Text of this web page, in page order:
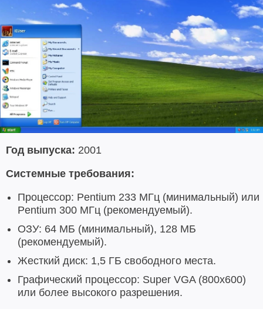
Год выпуска: 2001
Системные требования:
Процессор: Pentium 233 МГц (минимальный) или
Pentium 300 МГц (рекомендуемый).
ОЗУ: 64 МБ (минимальный), 128 МБ
(рекомендуемый).
Жесткий диск: 1,5 ГБ свободного места.
Графический процессор: Super VGA (800x600)
или более высокого разрешения.